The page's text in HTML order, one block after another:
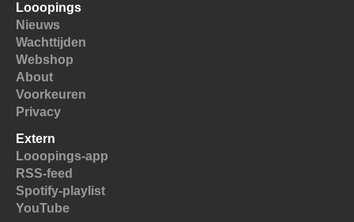
Looopings
Nieuws
Wachttijden
Webshop
About
Voorkeuren
Privacy
Extern
Looopings-app
RSS-feed
Spotify-playlist
YouTube